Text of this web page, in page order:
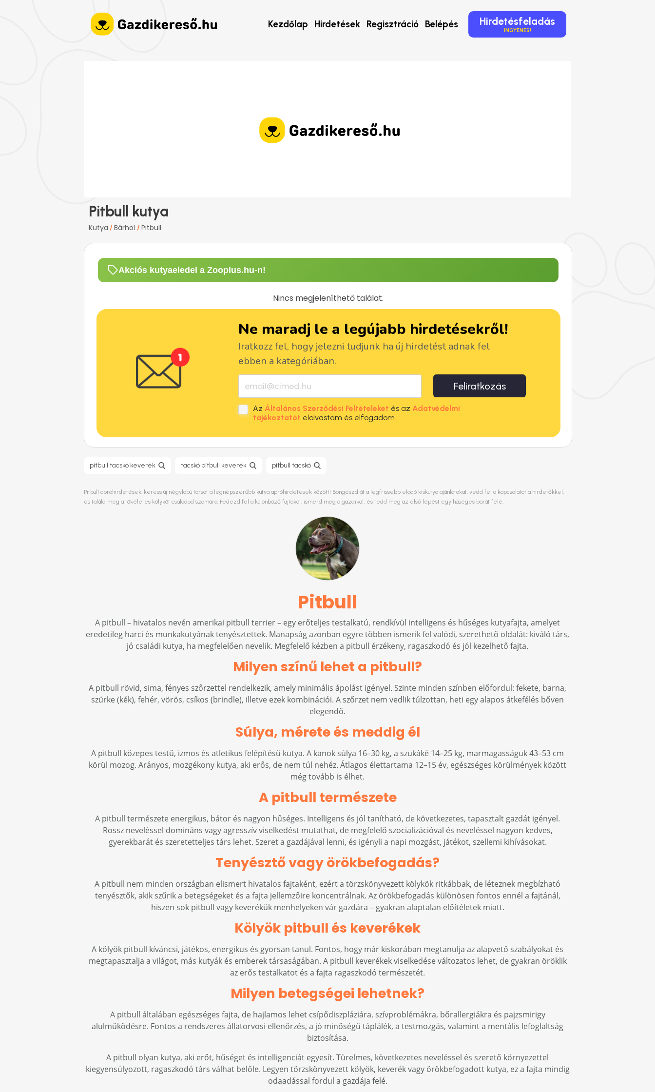
Hirdetésfeladás
INGYENES!
Belépés
Regisztráció
Hirdetések
Kezdőlap
Pitbull kutya
Kutya / Bárhol / Pitbull
Akciós kutyaeledel a Zooplus.hu-n!
Nincs megjeleníthető találat.
Ne maradj le a legújabb hirdetésekről!
Iratkozz fel, hogy jelezni tudjunk ha új hirdetést adnak fel
ebben a kategóriában.
Feliratkozás
Az Általános Szerződési Feltételeket és az Adatvédelmi
tájékoztatót elolvastam és elfogadom.
pitbull tacskó keverék tacskó pitbull keverék pitbull tacskó
Pitbull apróhirdetések, keress új négylábú társat a legnépszerűbb kutya apróhirdetések között! Böngészd át a legfrissebb eladó kiskutya ajánlatokat, vedd fel a kapcsolatot a hirdetőkkel,
és találd meg a tökéletes kölyköt családod számára. Fedezd fel a különböző fajtákat, ismerd meg a gazdikat, és tedd meg az első lépést egy hűséges barát felé.
Pitbull
A pitbull – hivatalos nevén amerikai pitbull terrier – egy erőteljes testalkatú, rendkívül intelligens és hűséges kutyafajta, amelyet
eredetileg harci és munkakutyának tenyésztettek. Manapság azonban egyre többen ismerik fel valódi, szerethető oldalát: kiváló társ,
jó családi kutya, ha megfelelően nevelik. Megfelelő kézben a pitbull érzékeny, ragaszkodó és jól kezelhető fajta.
Milyen színű lehet a pitbull?
A pitbull rövid, sima, fényes szőrzettel rendelkezik, amely minimális ápolást igényel. Szinte minden színben előfordul: fekete, barna,
szürke (kék), fehér, vörös, csíkos (brindle), illetve ezek kombinációi. A szőrzet nem vedlik túlzottan, heti egy alapos átkefélés bőven
elegendő.
Súlya, mérete és meddig él
A pitbull közepes testű, izmos és atletikus felépítésű kutya. A kanok súlya 16–30 kg, a szukáké 14–25 kg, marmagasságuk 43–53 cm
körül mozog. Arányos, mozgékony kutya, aki erős, de nem túl nehéz. Átlagos élettartama 12–15 év, egészséges körülmények között
még tovább is élhet.
A pitbull természete
A pitbull természete energikus, bátor és nagyon hűséges. Intelligens és jól tanítható, de következetes, tapasztalt gazdát igényel.
Rossz neveléssel domináns vagy agresszív viselkedést mutathat, de megfelelő szocializációval és neveléssel nagyon kedves,
gyerekbarát és szeretetteljes társ lehet. Szeret a gazdájával lenni, és igényli a napi mozgást, játékot, szellemi kihívásokat.
Tenyésztő vagy örökbefogadás?
A pitbull nem minden országban elismert hivatalos fajtaként, ezért a törzskönyvezett kölykök ritkábbak, de léteznek megbízható
tenyésztők, akik szűrik a betegségeket és a fajta jellemzőire koncentrálnak. Az örökbefogadás különösen fontos ennél a fajtánál,
hiszen sok pitbull vagy keverékük menhelyeken vár gazdára – gyakran alaptalan előítéletek miatt.
Kölyök pitbull és keverékek
A kölyök pitbull kíváncsi, játékos, energikus és gyorsan tanul. Fontos, hogy már kiskorában megtanulja az alapvető szabályokat és
megtapasztalja a világot, más kutyák és emberek társaságában. A pitbull keverékek viselkedése változatos lehet, de gyakran öröklik
az erős testalkatot és a fajta ragaszkodó természetét.
Milyen betegségei lehetnek?
A pitbull általában egészséges fajta, de hajlamos lehet csípődiszpláziára, szívproblémákra, bőrallergiákra és pajzsmirigy
alulműködésre. Fontos a rendszeres állatorvosi ellenőrzés, a jó minőségű táplálék, a testmozgás, valamint a mentális lefoglaltság
biztosítása.
A pitbull olyan kutya, aki erőt, hűséget és intelligenciát egyesít. Türelmes, következetes neveléssel és szerető környezettel
kiegyensúlyozott, ragaszkodó társ válhat belőle. Legyen törzskönyvezett kölyök, keverék vagy örökbefogadott kutya, ez a fajta mindig
odaadással fordul a gazdája felé.